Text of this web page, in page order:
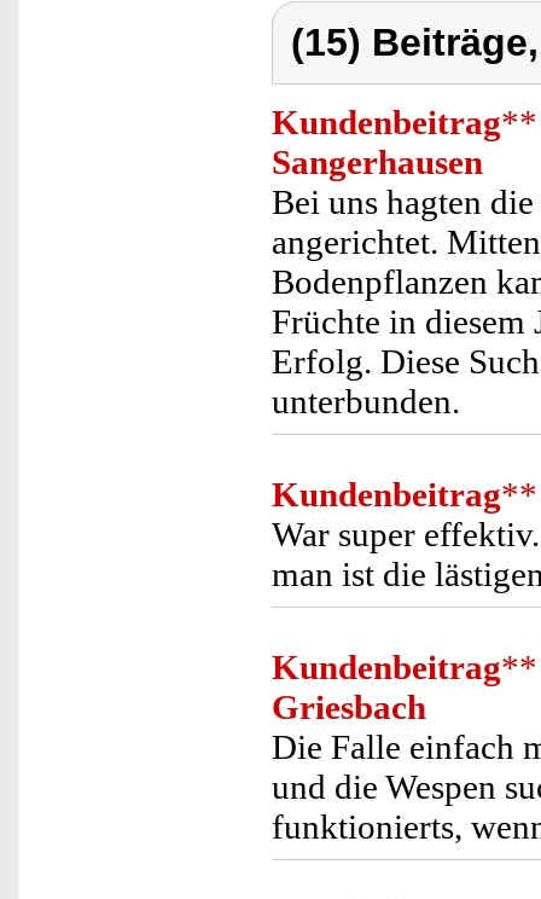
(15)
Kundenbeitrag**
Sangerhausen
Bei uns hagten
angerichtet.
Bodenpflanzen
Früchte in diesem
Erfolg. Diese
unterbunden.
Kundenbeitrag**
War super
man ist die
Kundenbeitrag**
Griesbach
Die Falle einfach
und die Wespen
funktionierts,